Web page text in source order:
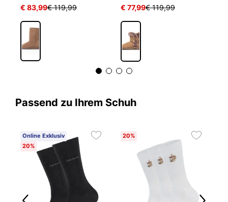
€ 83,99€ 119,99 € 77,99€ 119,99
Passend zu Ihrem Schuh
Online Exklusiv
20%
20%